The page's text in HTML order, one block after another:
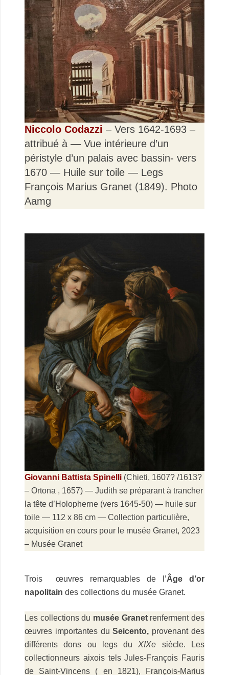
Niccolo Codazzi – Vers 1642-1693 –
attribué à — Vue intérieure d’un
péristyle d’un palais avec bassin- vers
1670 — Huile sur toile — Legs
François Marius Granet (1849). Photo
Aamg
Giovanni Battista Spinelli (Chieti, 1607? /1613?
– Ortona , 1657) — Judith se préparant à trancher
la tête d’Holopherne (vers 1645-50) — huile sur
toile — 112 x 86 cm — Collection particulière,
acquisition en cours pour le musée Granet, 2023
– Musée Granet
Trois œuvres remarquables de l’Âge d’or
napolitain des collections du musée Granet.
Les collections du musée Granetrenferment des
œuvres importantes duSeicento, provenant des
différents dons ou legs duXIXe siècle. Les
collectionneurs aixois tels Jules-François Fauris
de Saint-Vincens ( en 1821), François-Marius